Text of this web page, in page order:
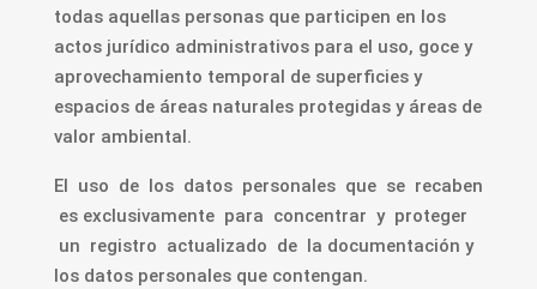
todas aquellas personas que participen en los
actos jurídico administrativos para el uso, goce y
aprovechamiento temporal de superficies y
espacios de áreas naturales protegidas y áreas de
valor ambiental.
El uso de los datos personales que se recaben
es exclusivamente para concentrar y proteger
un registro actualizado de la documentación y
los datos personales que contengan.